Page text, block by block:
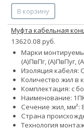
В корзину
Муфта кабельная
13620.08 руб.
Марки
(А)ПвПг, (А)ПвПуг,
Изоляция кабеля:
Количество жил в
Комплектация: с
Наименование:
Сечение жил, мм²:
Страна
Технология